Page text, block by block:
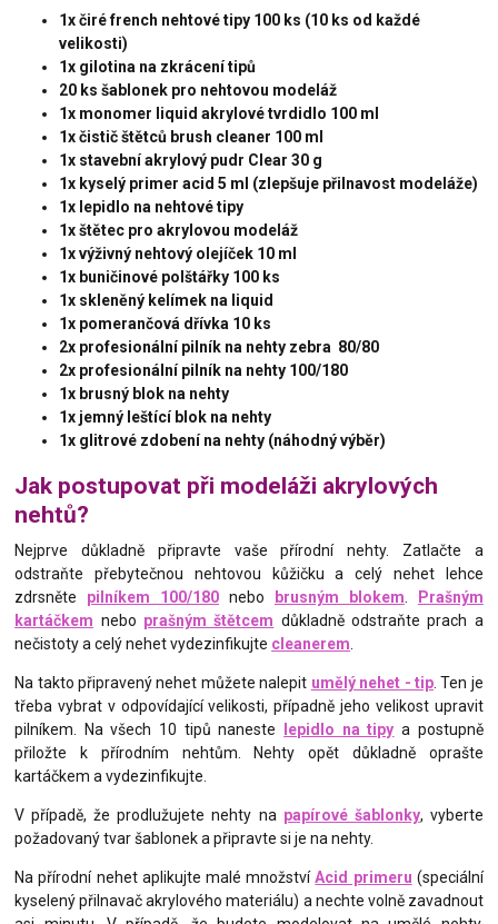
1x čiré french nehtové tipy 100 ks (10 ks od každé
velikosti)
1x gilotina na zkrácení tipů
20 ks šablonek pro nehtovou modeláž
1x monomer liquid akrylové tvrdidlo 100 ml
1x čistič štětců brush cleaner 100 ml
1x stavební akrylový pudr Clear 30 g
1x kyselý primer acid 5 ml (zlepšuje přilnavost modeláže)
1x lepidlo na nehtové tipy
1x štětec pro akrylovou modeláž
1x výživný nehtový olejíček 10 ml
1x buničinové polštářky 100 ks
1x skleněný kelímek na liquid
1x pomerančová dřívka 10 ks
2x profesionální pilník na nehty zebra 80/80
2x profesionální pilník na nehty 100/180
1x brusný blok na nehty
1x jemný leštící blok na nehty
1x glitrové zdobení na nehty (náhodný výběr)
Jak postupovat při modeláži akrylových
nehtů?
Nejprve důkladně připravte vaše přírodní nehty. Zatlačte a
odstraňte přebytečnou nehtovou kůžičku a celý nehet lehce
zdrsněte pilníkem 100/180 nebo brusným blokem
Prašným
kartáčkem nebo prašným štětcem důkladně odstraňte prach a
nečistoty a celý nehet vydezinfikujte cleanerem
Na takto připravený nehet můžete nalepit umělý nehet - tip. Ten je
třeba vybrat v odpovídající velikosti, případně jeho velikost upravit
pilníkem. Na všech 10 tipů naneste
lepidlo na tipy a postupně
přiložte k přírodním nehtům. Nehty opět důkladně oprašte
kartáčkem a vydezinfikujte.
V případě, že prodlužujete nehty na papírové šablonky, vyberte
požadovaný tvar šablonek a připravte si je na nehty.
Na přírodní nehet aplikujte malé množstvíAcid primeru (speciální
kyselený přilnavač akrylového materiálu) a nechte volně zavadnout